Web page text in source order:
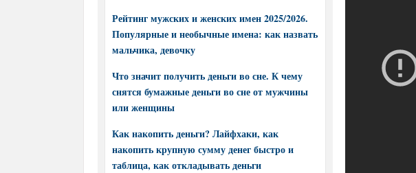
Рейтинг мужских и женских имен 2025/2026.
Популярные и необычные имена: как назвать
мальчика, девочку
Что значит получить деньги во сне. К чему
снятся бумажные деньги во сне от мужчины
или женщины
Как накопить деньги? Лайфхаки, как
накопить крупную сумму денег быстро и
таблица, как откладывать деньги